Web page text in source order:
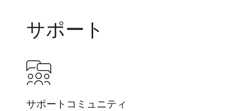
サポート
サポートコミュニティ